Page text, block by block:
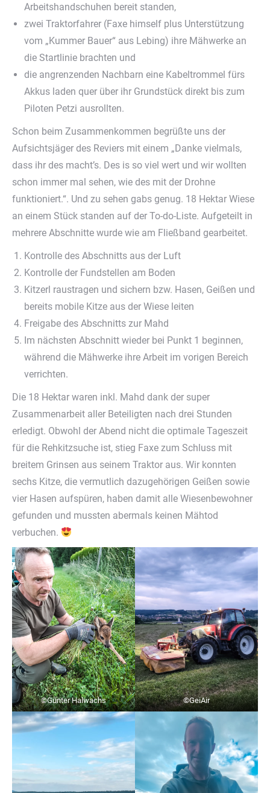
Arbeitshandschuhen bereit standen,
zwei Traktorfahrer (Faxe himself plus Unterstützung
vom „Kummer Bauer“ aus Lebing) ihre Mähwerke an
die Startlinie brachten und
die angrenzenden Nachbarn eine Kabeltrommel fürs
Akkus laden quer über ihr Grundstück direkt bis zum
Piloten Petzi ausrollten.
Schon beim Zusammenkommen begrüßte uns der
Aufsichtsjäger des Reviers mit einem „Danke vielmals,
dass ihr des macht’s. Des is so viel wert und wir wollten
schon immer mal sehen, wie des mit der Drohne
funktioniert.“. Und zu sehen gabs genug. 18 Hektar Wiese
an einem Stück standen auf der To-do-Liste. Aufgeteilt in
mehrere Abschnitte wurde wie am Fließband gearbeitet.
Kontrolle des Abschnitts aus der Luft
Kontrolle der Fundstellen am Boden
Kitzerl raustragen und sichern bzw. Hasen, Geißen und
bereits mobile Kitze aus der Wiese leiten
Freigabe des Abschnitts zur Mahd
Im nächsten Abschnitt wieder bei Punkt 1 beginnen,
während die Mähwerke ihre Arbeit im vorigen Bereich
verrichten.
Die 18 Hektar waren inkl. Mahd dank der super
Zusammenarbeit aller Beteiligten nach drei Stunden
erledigt. Obwohl der Abend nicht die optimale Tageszeit
für die Rehkitzsuche ist, stieg Faxe zum Schluss mit
breitem Grinsen aus seinem Traktor aus. Wir konnten
sechs Kitze, die vermutlich dazugehörigen Geißen sowie
vier Hasen aufspüren, haben damit alle Wiesenbewohner
gefunden und mussten abermals keinen Mähtod
verbuchen.
©Günter Halwachs ©GeiAir